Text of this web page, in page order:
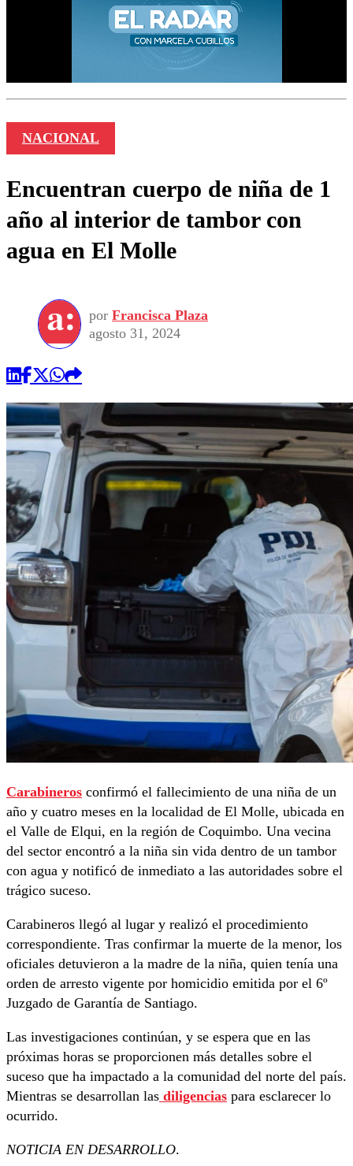
NACIONAL
Encuentran cuerpo de niña de 1
año al interior de tambor con
agua en El Molle
por Francisca Plaza
agosto 31, 2024
Carabineros confirmó el fallecimiento de una niña de un
año y cuatro meses en la localidad de El Molle, ubicada en
el Valle de Elqui, en la región de Coquimbo. Una vecina
del sector encontró a la niña sin vida dentro de un tambor
con agua y notificó de inmediato a las autoridades sobre el
trágico suceso.
Carabineros llegó al lugar y realizó el procedimiento
correspondiente. Tras confirmar la muerte de la menor, los
oficiales detuvieron a la madre de la niña, quien tenía una
orden de arresto vigente por homicidio emitida por el 6º
Juzgado de Garantía de Santiago.
Las investigaciones continúan, y se espera que en las
próximas horas se proporcionen más detalles sobre el
suceso que ha impactado a la comunidad del norte del país.
Mientras se desarrollan las diligencias para esclarecer lo
ocurrido.
NOTICIA EN DESARROLLO.